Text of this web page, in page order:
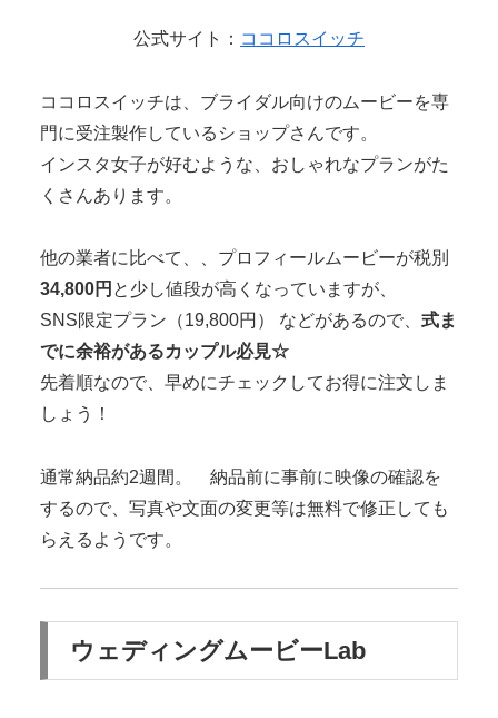
公式サイト： ココロスイッチ
ココロスイッチは、ブライダル向けのムービーを専
門に受注製作しているショップさんです。
インスタ女子が好むような、おしゃれなプランがた
くさんあります。
他の業者に比べて、、プロフィールムービーが税別
34,800円 と少し値段が高くなっていますが、
SNS限定プラン（19,800円） などがあるので、式ま
でに余裕があるカップル必見☆
先着順なので、早めにチェックしてお得に注文しま
しょう！
通常納品約2週間 。 納品前に事前に映像の確認を
するので、写真や文面の変更等は無料で修正しても
らえるようです。
ウェディングムービーLab